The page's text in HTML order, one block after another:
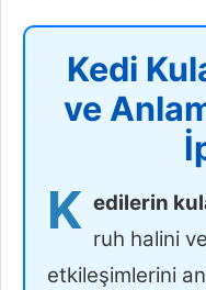
Kedi
ve
K edilerin
ruh halini
etkileşimlerini